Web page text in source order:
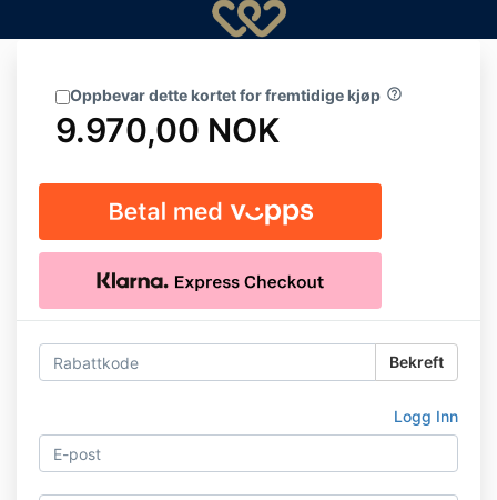
Oppbevar dette kortet for fremtidige kjøp help_outline
9.970,00 NOK
Bekreft
Logg Inn